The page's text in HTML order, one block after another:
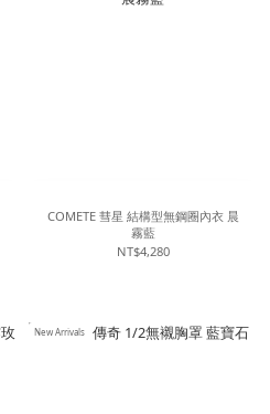
COMETE 彗星 結構型無鋼圈內衣 晨
霧藍
NT$4,280
New Arrivals